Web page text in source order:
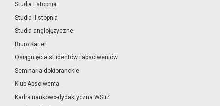
Studia I stopnia
Studia II stopnia
Studia anglojęzyczne
Biuro Karier
Osiągnięcia studentów i absolwentów
Seminaria doktoranckie
Klub Absolwenta
Kadra naukowo-dydaktyczna WSIiZ